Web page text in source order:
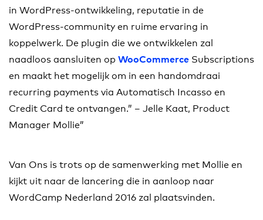
in WordPress-ontwikkeling, reputatie in de
WordPress-community en ruime ervaring in
koppelwerk. De plugin die we ontwikkelen zal
naadloos aansluiten op WooCommerce Subscriptions
en maakt het mogelijk om in een handomdraai
recurring payments via Automatisch Incasso en
Credit Card te ontvangen.” – Jelle Kaat, Product
Manager Mollie
Van Ons is trots op de samenwerking met Mollie en
kijkt uit naar de lancering die in aanloop naar
WordCamp Nederland 2016 zal plaatsvinden.